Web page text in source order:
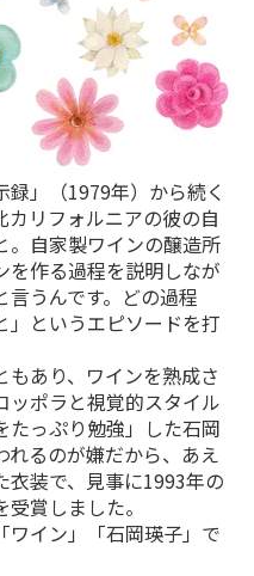
」（1979年）から続く
カリフォルニアの彼の自
。自家製ワインの醸造所
を作る過程を説明しなが
うんです。どの過程
」というエピソードを打
あり、ワインを熟成さ
ッポラと視覚的スタイル
たっぷり勉強」した石岡
れるのが嫌だから、あえ
衣装で、見事に1993年の
賞しました。
イン」「石岡瑛子」で